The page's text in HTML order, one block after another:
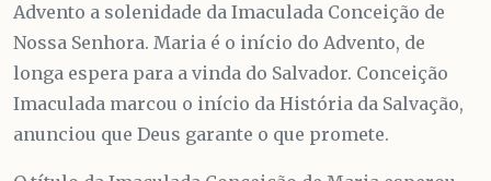
Advento a solenidade da Imaculada Conceição de
Nossa Senhora. Maria é o início do Advento, de
longa espera para a vinda do Salvador. Conceição
Imaculada marcou o início da História da Salvação,
anunciou que Deus garante o que promete.